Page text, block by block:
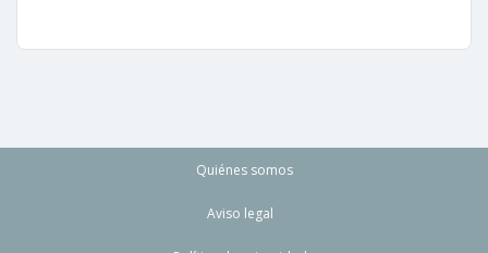
Quiénes somos
Aviso legal